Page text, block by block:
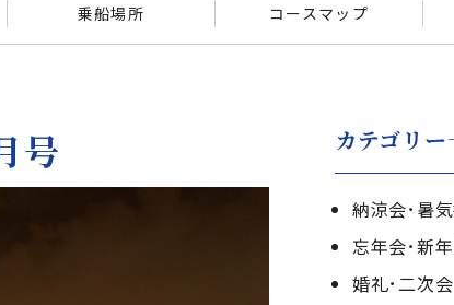
乗船場所 コースマップ
号 カテゴリー
納涼会･暑
忘年会･新
婚礼･二次会